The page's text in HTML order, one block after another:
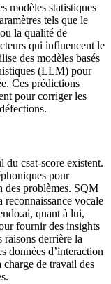
modèles statistiques
tels que le
la qualité de
qui influencent le
des modèles basés
(LLM) pour
Ces prédictions
pour corriger les
du csat-score existent.
pour
des problèmes. SQM
reconnaissance vocale
quant à lui,
fournir des insights
derrière la
données d’interaction
charge de travail des